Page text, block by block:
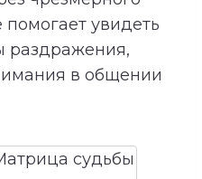
увидеть
раздражения,
в общении